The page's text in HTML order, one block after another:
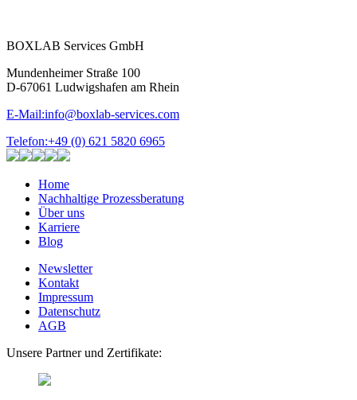
BOXLAB Services GmbH
Mundenheimer Straße 100
D-67061 Ludwigshafen am Rhein
E-Mail:info@boxlab-services.com
Telefon:+49 (0) 621 5820 6965
Home
Nachhaltige Prozessberatung
Über uns
Karriere
Blog
Newsletter
Kontakt
Impressum
Datenschutz
AGB
Unsere Partner und Zertifikate: